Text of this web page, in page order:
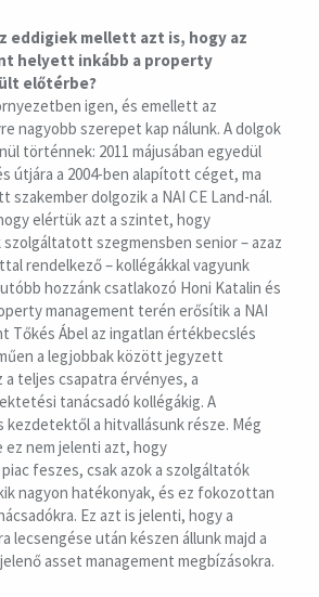
eddigiek mellett azt is, hogy az
helyett inkább a property
előtérbe?
igen, és emellett az
nagyobb szerepet kap nálunk. A dolgok
történnek: 2011 májusában egyedül
útjára a 2004-ben alapított céget, ma
szakember dolgozik a NAI CE Land-nál.
elértük azt a szintet, hogy
szolgáltatott szegmensben senior – azaz
rendelkező – kollégákkal vagyunk
hozzánk csatlakozó Honi Katalin és
management terén erősítik a NAI
Tőkés Ábel az ingatlan értékbecslés
a legjobbak között jegyzett
a teljes csapatra érvényes, a
tanácsadó kollégákig. A
a hitvallásunk része. Még
ez nem jelenti azt, hogy
feszes, csak azok a szolgáltatók
nagyon hatékonyak, és ez fokozottan
Ez azt is jelenti, hogy a
lecsengése után készen állunk majd a
asset management megbízásokra.